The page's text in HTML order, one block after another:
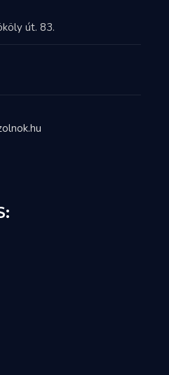
út. 83.